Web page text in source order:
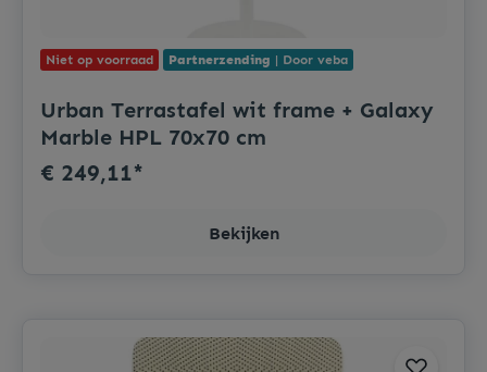
Niet op voorraad Partnerzending | Door veba
Urban Terrastafel wit frame + Galaxy
Marble HPL 70x70 cm
€ 249,11*
Bekijken